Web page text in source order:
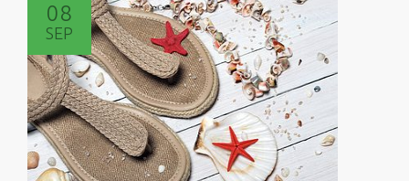
VEGANOS
MUJER
08
SEP